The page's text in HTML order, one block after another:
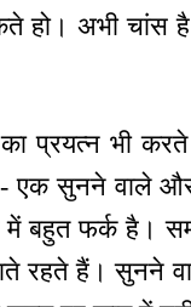
अभी चांस है
प्रयत्न भी
- एक सुनने वाले
बहुत फर्क है।
रहते हैं। सुनने